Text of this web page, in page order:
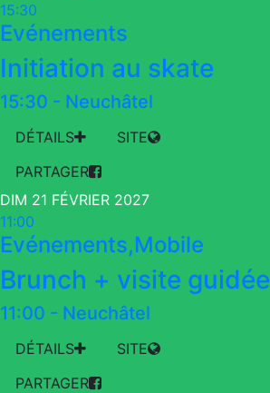
15:30
Evénements
Initiation au skate
15:30 - Neuchâtel
DÉTAILS
SITE
PARTAGER
DIM 21 FÉVRIER 2027
11:00
Evénements,Mobile
Brunch + visite guidée
11:00 - Neuchâtel
DÉTAILS
SITE
PARTAGER